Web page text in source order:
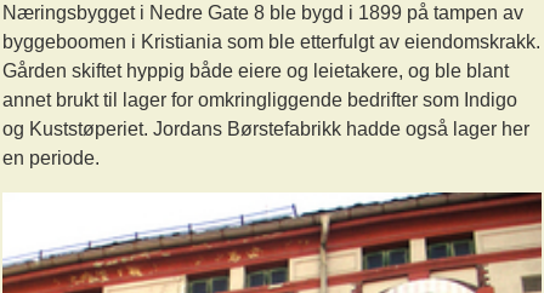
Næringsbygget i Nedre Gate 8 ble bygd i 1899 på tampen av
byggeboomen i Kristiania som ble etterfulgt av eiendomskrakk.
Gården skiftet hyppig både eiere og leietakere, og ble blant
annet brukt til lager for omkringliggende bedrifter som Indigo
og Kuststøperiet. Jordans Børstefabrikk hadde også lager her
en periode.